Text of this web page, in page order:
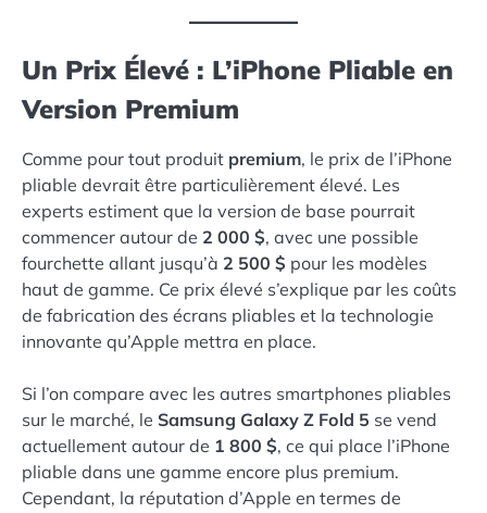
Un Prix Élevé : L’iPhone Pliable en
Version Premium
Comme pour tout produit premium, le prix de l’iPhone
pliable devrait être particulièrement élevé. Les
experts estiment que la version de base pourrait
commencer autour de 2 000 $, avec une possible
fourchette allant jusqu’à 2 500 $ pour les modèles
haut de gamme. Ce prix élevé s’explique par les coûts
de fabrication des écrans pliables et la technologie
innovante qu’Apple mettra en place.
Si l’on compare avec les autres smartphones pliables
sur le marché, le Samsung Galaxy Z Fold 5 se vend
actuellement autour de 1 800 $, ce qui place l’iPhone
pliable dans une gamme encore plus premium.
Cependant, la réputation d’Apple en termes de